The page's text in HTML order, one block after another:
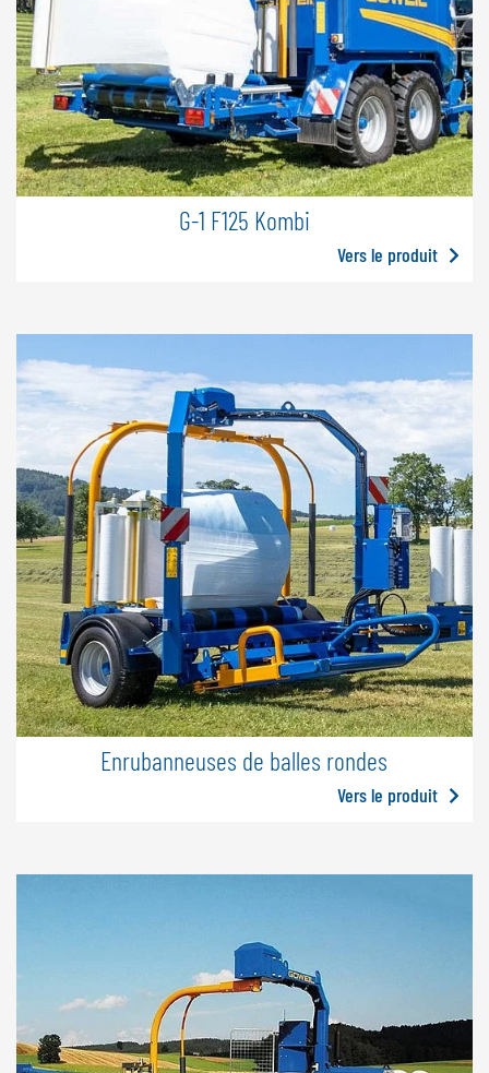
G-1 F125 Kombi
Vers le produit
Enrubanneuses de balles rondes
Vers le produit